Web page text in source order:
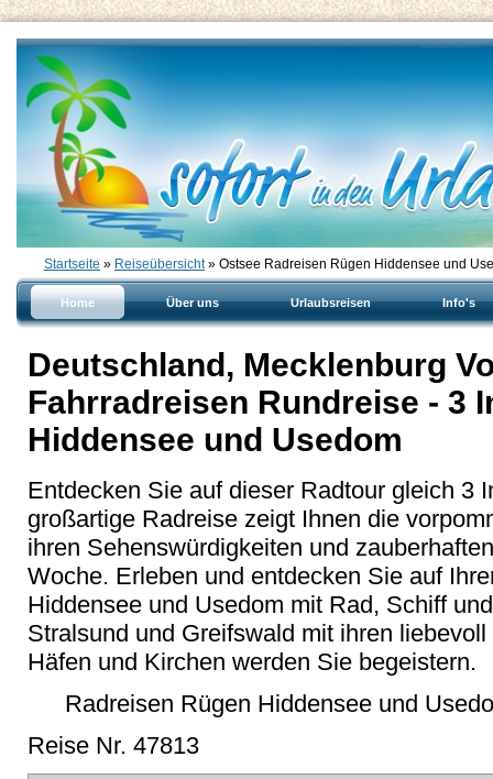
Startseite » Reiseübersicht» Ostsee Radreisen Rügen Hiddensee und
Home Über uns Urlaubsreisen Info's
Deutschland, Mecklenburg
Fahrradreisen Rundreise - 3
Hiddensee und Usedom
Entdecken Sie auf dieser Radtour gleich 3
großartige Radreise zeigt Ihnen die
ihren Sehenswürdigkeiten und
Woche. Erleben und entdecken Sie auf
Hiddensee und Usedom mit Rad, Schiff
Stralsund und Greifswald mit ihren
Häfen und Kirchen werden Sie begeistern.
Radreisen Rügen Hiddensee und
Reise Nr. 47813